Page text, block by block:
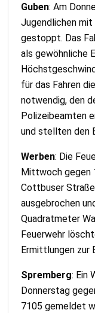
Guben: Am
Jugendlichen
gestoppt. Das
als gewöhnliche
für das Fahren
notwendig, den
Polizeibeamten
und stellten den
Werben: Die
Mittwoch gegen
Cottbuser Straße
ausgebrochen
Quadratmeter
Feuerwehr
Ermittlungen zur
Spremberg: Ein
Donnerstag
7105 gemeldet